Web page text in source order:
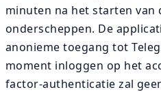
minuten na het starten van
onderscheppen. De
anonieme toegang tot
moment inloggen op het
factor-authenticatie zal